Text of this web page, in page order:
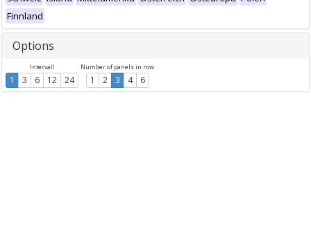
Finnland
Options
Intervall
1 3 6 12 24
Number of panels in row
1 2 3 4 6